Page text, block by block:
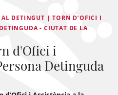
DETINGUT | TORN D’OFICI I
- CIUTAT DE LA
d'Ofici i
Detinguda